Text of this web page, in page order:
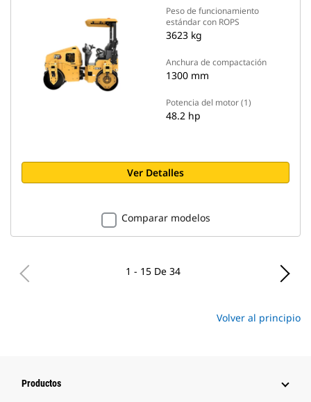
Peso de funcionamiento
estándar con ROPS
3623 kg
Anchura de compactación
1300 mm
Potencia del motor (1)
48.2 hp
Ver Detalles
Comparar modelos
1 - 15 De 34
Volver al principio
Productos